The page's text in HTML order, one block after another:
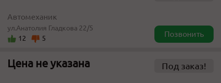
Автомеханик
ул.Анатолия Гладкова 22/5
12
5 Позвонить
Цена не указана Под заказ!